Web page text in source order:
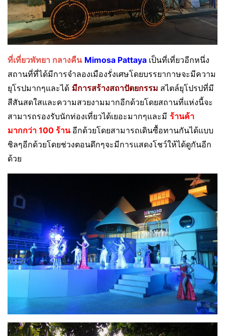
ที่เที่ยวพัทยา กลางคืน Mimosa Pattaya เป็นที่เที่ยวอีกหนึ่ง
สถานที่ที่ได้มีการจำลองเมืองรั่งเศษโดยบรรยากาษจะมีความ
ยุโรปมากๆและได้ มีการสร้างสถาปัตยกรรม สไตล์ยุโปรปที่มี
สีสันสดใสและความสวยงามมากอีกด้วยโดยสถานที่แห่งนี้จะ
สามารถรองรับนักท่องเที่ยวได้เยอะมากๆและมี ร้านค้า
มากกว่า 100 ร้าน อีกด้วยโดยสามารถเดินซื้อทานกันได้แบบ
ชิลๆอีกด้วยโดยช่วงตอนดึกๆจะมีการแสดงโชว์ให้ได้ดูกันอีก
ด้วย